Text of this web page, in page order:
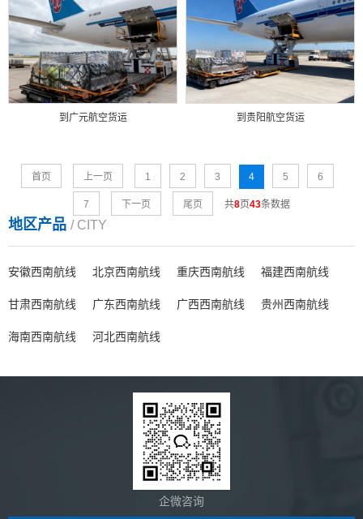
到广元航空货运 到贵阳航空货运
首页 上一页 1 2 3 4 5 6
7 下一页 尾页 共8页43条数据
地区产品 / CITY
安徽西南航线 北京西南航线 重庆西南航线 福建西南航线
甘肃西南航线 广东西南航线 广西西南航线 贵州西南航线
海南西南航线 河北西南航线
企微咨询